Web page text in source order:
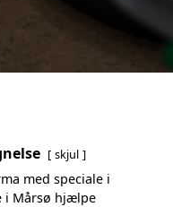
skjul
med speciale i
i Mårsø hjælpe